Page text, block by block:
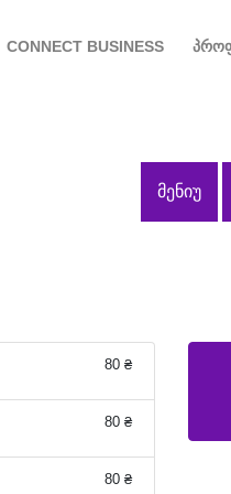
CONNECT BUSINESS
ᲛᲔᲜᲘᲣ
80 ₴
80 ₴
80 ₴